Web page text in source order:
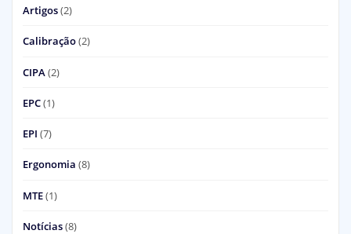
Artigos(2)
Calibração(2)
CIPA(2)
EPC(1)
EPI (7)
Ergonomia (8)
MTE(1)
Notícias(8)